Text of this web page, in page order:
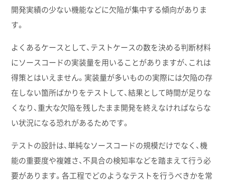
開発実績の少ない機能などに欠陥が集中する傾向がありま
す。
よくあるケースとして、テストケースの数を決める判断材料
にソースコードの実装量を用いることがありますが、これは
得策とはいえません。実装量が多いものの実際には欠陥の存
在しない箇所ばかりをテストして、結果として時間が足りな
くなり、重大な欠陥を残したまま開発を終えなければならな
い状況になる恐れがあるためです。
テストの設計は、単純なソースコードの規模だけでなく、機
能の重要度や複雑さ、不具合の検知率などを踏まえて行う必
要があります。各工程でどのようなテストを行うべきかを常